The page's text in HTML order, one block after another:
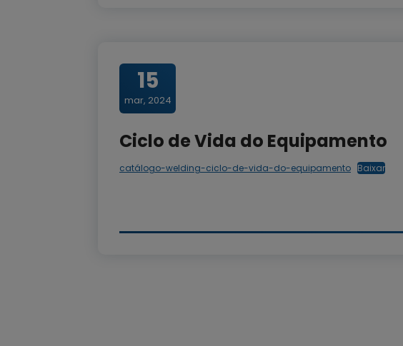
15
mar, 2024
Ciclo de Vida do Equipamento
catálogo-welding-ciclo-de-vida-do-equipamento Baixar